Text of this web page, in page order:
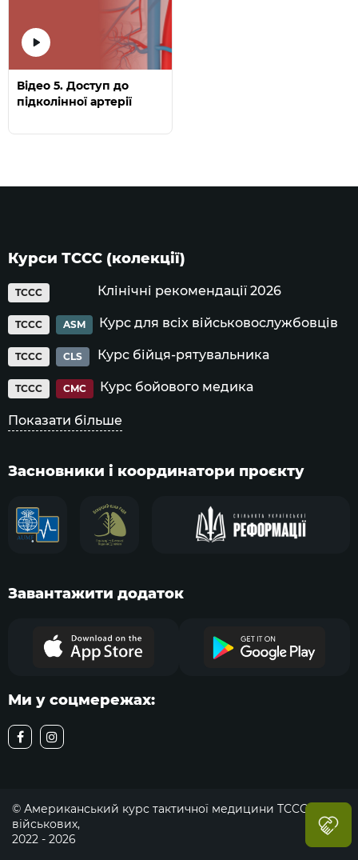
Відео 5. Доступ до
підколінної артерії
Курси ТССС (колекції)
TCCC Клінічні рекомендації 2026
TCCC ASM Курс для всіх військовослужбовців
TCCC CLS Курс бійця-рятувальника
TCCC CMC Курс бойового медика
Показати більше
Засновники і координатори проєкту
Завантажити додаток
Ми у соцмережах:
© Американський курс тактичної медицини TCCC для
військових,
2022 - 2026